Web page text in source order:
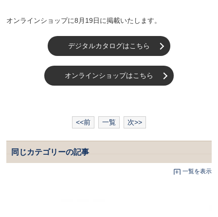
オンラインショップに8月19日に掲載いたします。
デジタルカタログはこちら
オンラインショップはこちら
<<前 一覧 次>>
同じカテゴリーの記事
一覧を表示